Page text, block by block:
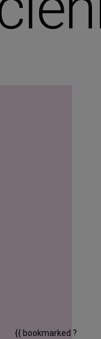
{{ bookmarked ?